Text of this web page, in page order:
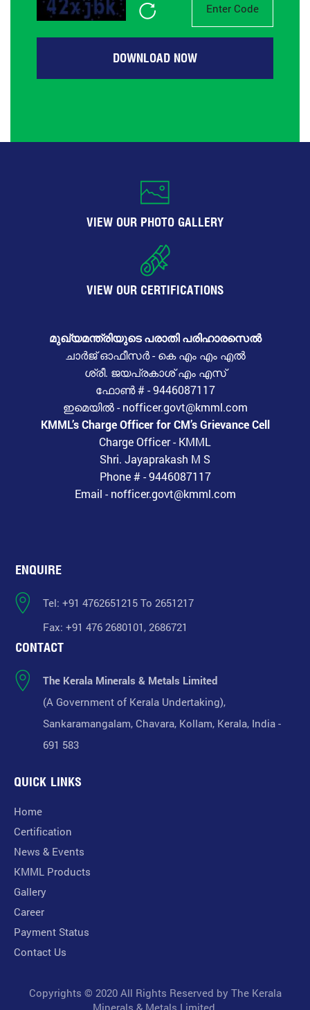
VIEW OUR PHOTO GALLERY
VIEW OUR CERTIFICATIONS
മുഖ്യമന്ത്രിയുടെ പരാതി പരിഹാരസെൽ
ചാർജ് ഓഫീസർ - കെ എം എം എൽ
ശ്രീ. ജയപ്രകാശ് എം എസ്
ഫോൺ # - 9446087117
ഇമെയിൽ - nofficer.govt@kmml.com
KMML’s Charge Officer for CM’s Grievance Cell
Charge Officer - KMML
Shri. Jayaprakash M S
Phone # - 9446087117
Email - nofficer.govt@kmml.com
ENQUIRE
Tel: +91 4762651215 To 2651217
Fax: +91 476 2680101, 2686721
CONTACT
The Kerala Minerals & Metals Limited
(A Government of Kerala Undertaking),
Sankaramangalam, Chavara, Kollam, Kerala, India -
691 583
QUICK LINKS
Home
Certification
News & Events
KMML Products
Gallery
Career
Payment Status
Contact Us
Copyrights © 2020 All Rights Reserved by The Kerala